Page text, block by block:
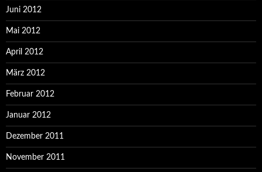
Juni 2012
Mai 2012
April 2012
März 2012
Februar 2012
Januar 2012
Dezember 2011
November 2011